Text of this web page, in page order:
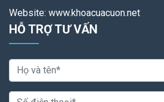
Website: www.khoacuacuon.net
HỖ TRỢ TƯ VẤN